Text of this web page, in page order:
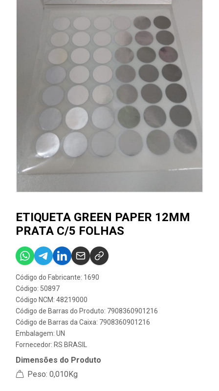
ETIQUETA GREEN PAPER 12MM
PRATA C/5 FOLHAS
Código do Fabricante: 1690
Código: 50897
Código NCM: 48219000
Código de Barras do Produto: 7908360901216
Código de Barras da Caixa: 7908360901216
Embalagem: UN
Fornecedor: RS BRASIL
Dimensões do Produto
Peso: 0,010Kg